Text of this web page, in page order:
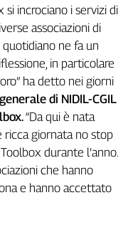
si incrociano i servizi di
associazioni di
ne fa un
in particolare
ha detto nei giorni
di NIDIL-CGIL
“Da qui è nata
ricca giornata no stop
durante l’anno.
che hanno
e hanno accettato